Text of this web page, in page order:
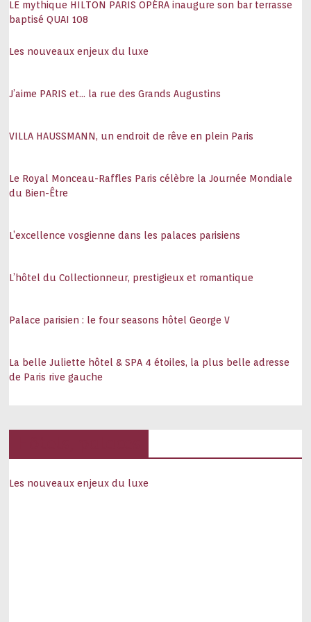
LE mythique HILTON PARIS OPÉRA inaugure son bar terrasse
baptisé QUAI 108
Les nouveaux enjeux du luxe
J’aime PARIS et… la rue des Grands Augustins
VILLA HAUSSMANN, un endroit de rêve en plein Paris
Le Royal Monceau-Raffles Paris célèbre la Journée Mondiale
du Bien-Être
L’excellence vosgienne dans les palaces parisiens
L’hôtel du Collectionneur, prestigieux et romantique
Palace parisien : le four seasons hôtel George V
La belle Juliette hôtel & SPA 4 étoiles, la plus belle adresse
de Paris rive gauche
Les nouveaux enjeux du luxe